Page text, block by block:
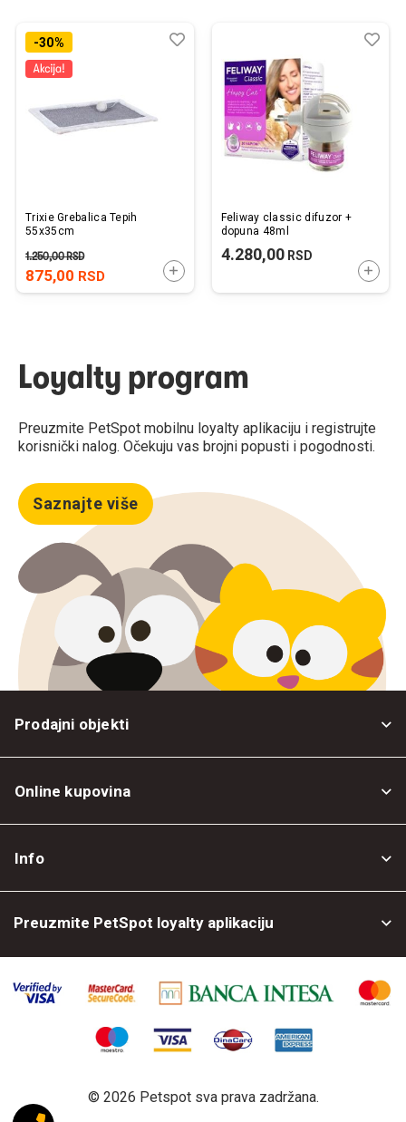
-30%
Trixie Grebalica Tepih
55x35cm
875,00 RSD
1.250,00RSD
DODAJTE U KORPU
Dodaj
Uporedi
Feliway classic difuzor +
dopuna 48ml
4.280,00RSD
Loyalty program
Preuzmite PetSpot mobilnu loyalty aplikaciju i registrujte
korisnički nalog. Očekuju vas brojni popusti i pogodnosti.
Saznajte više
Prodajni objekti
Online kupovina
Info
Preuzmite PetSpot loyalty aplikaciju
© 2026 Petspot sva prava zadržana.